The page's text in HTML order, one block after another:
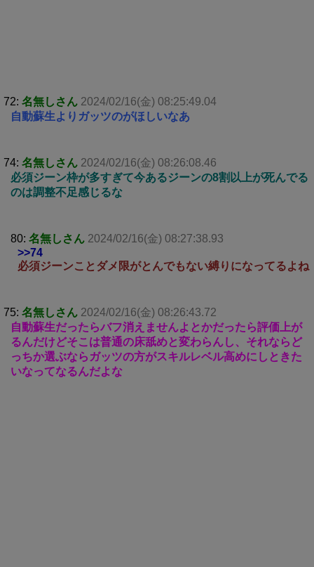
72: 名無しさん 2024/02/16(金) 08:25:49.04
自動蘇生よりガッツのがほしいなあ
74: 名無しさん 2024/02/16(金) 08:26:08.46
必須ジーン枠が多すぎて今あるジーンの8割以上が死んでる
のは調整不足感じるな
80: 名無しさん 2024/02/16(金) 08:27:38.93
>>74
必須ジーンことダメ限がとんでもない縛りになってるよね
75: 名無しさん 2024/02/16(金) 08:26:43.72
自動蘇生だったらバフ消えませんよとかだったら評価上が
るんだけどそこは普通の床舐めと変わらんし、それならど
っちか選ぶならガッツの方がスキルレベル高めにしときた
いなってなるんだよな